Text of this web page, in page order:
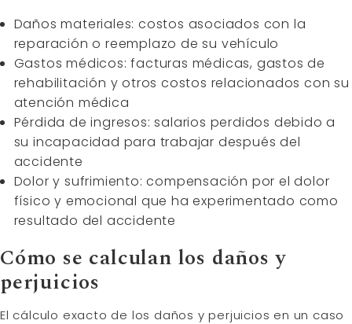
Daños materiales: costos asociados con la
reparación o reemplazo de su vehículo
Gastos médicos: facturas médicas, gastos de
rehabilitación y otros costos relacionados con su
atención médica
Pérdida de ingresos: salarios perdidos debido a
su incapacidad para trabajar después del
accidente
Dolor y sufrimiento: compensación por el dolor
físico y emocional que ha experimentado como
resultado del accidente
Cómo se calculan los daños y
perjuicios
El cálculo exacto de los daños y perjuicios en un caso